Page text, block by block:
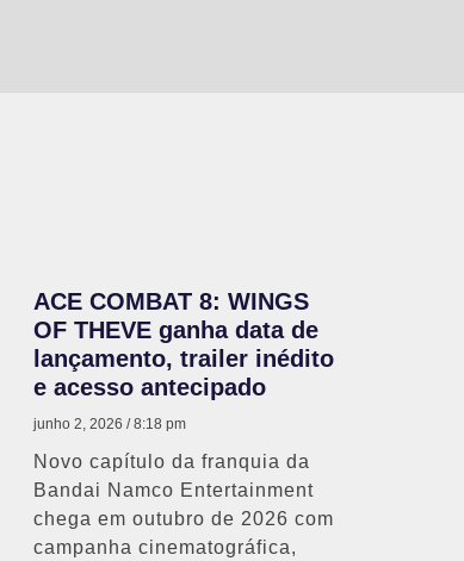
ACE COMBAT 8: WINGS
OF THEVE ganha data de
lançamento, trailer inédito
e acesso antecipado
junho 2, 2026 8:18 pm
Novo capítulo da franquia da
Bandai Namco Entertainment
chega em outubro de 2026 com
campanha cinematográfica,